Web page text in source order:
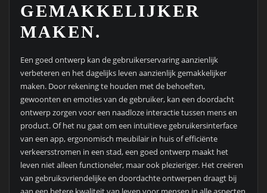
GEMAKKELIJKER
MAKEN.
Een goed ontwerp kan de gebruikerservaring aanzienlijk
verbeteren en het dagelijks leven aanzienlijk gemakkelijker
maken. Door rekening te houden met de behoeften,
gewoonten en emoties van de gebruiker, kan een doordacht
ontwerp zorgen voor een naadloze interactie tussen mens en
product. Of het nu gaat om een intuïtieve gebruikersinterface
van een app, ergonomisch meubilair in huis of efficiënte
verkeersstromen in een stad, een goed ontwerp maakt het
leven niet alleen functioneler, maar ook plezieriger. Het creëren
van gebruiksvriendelijke en doordachte ontwerpen draagt bij